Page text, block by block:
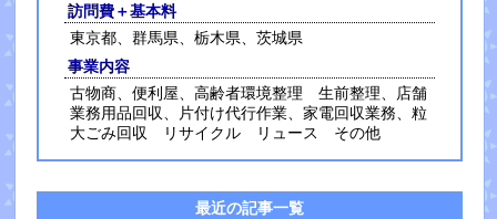
訪問費＋基本料
東京都、群馬県、栃木県、茨城県
事業内容
古物商、便利屋、高齢者環境整理 生前整理、店舗
業務用品回収、片付け代行作業、家電回収業務、粒
大ごみ回収 リサイクル リュース その他
最近の記事一覧